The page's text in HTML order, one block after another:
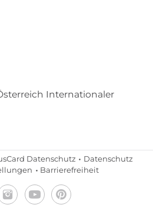
Internationaler
Datenschutz
Datenschutz
Barrierefreiheit